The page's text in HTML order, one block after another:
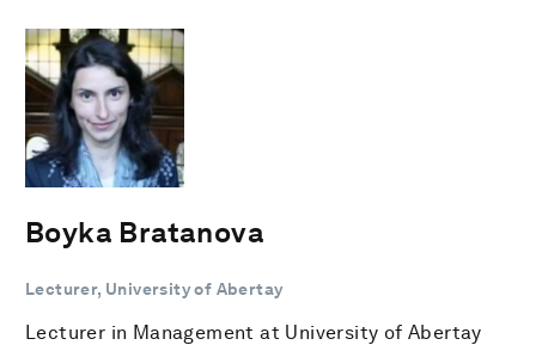
Boyka Bratanova
Lecturer, University of Abertay
Lecturer in Management at University of Abertay